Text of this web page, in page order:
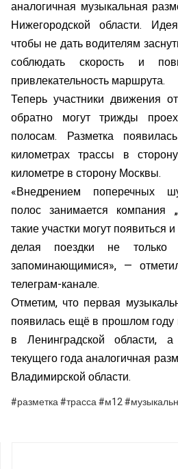
аналогичная музыкальная
Нижегородской области.
чтобы не дать водителям
соблюдать скорость и
привлекательность маршрута.
Теперь участники движения
обратно могут трижды
полосам. Разметка
километрах трассы в
километре в сторону Москвы.
«Внедрением поперечных
полос занимается компания
такие участки могут появиться
делая поездки не
запоминающимися», —
телеграм-канале.
Отметим, что первая
появилась ещё в прошлом
в Ленинградской области,
текущего года аналогичная
Владимирской области.
#разметка #трасса #м12